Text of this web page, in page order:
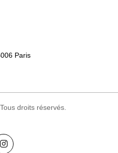
Paris
droits réservés.